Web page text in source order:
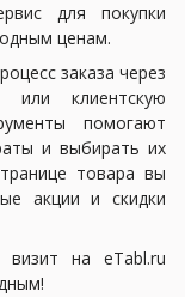
для покупки
ценам.
заказа через
клиентскую
помогают
и выбирать их
товара вы
акции и скидки
на eTabl.ru